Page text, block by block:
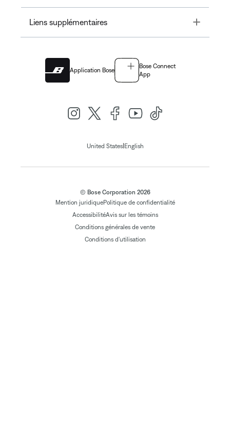
Liens supplémentaires Toggle
Application Bose
Bose Connect
App
United States| English
© Bose Corporation 2026
Mention juridiquePolitique de confidentialité
AccessibilitéAvis sur les témoins
Conditions générales de vente
Conditions d'utilisation